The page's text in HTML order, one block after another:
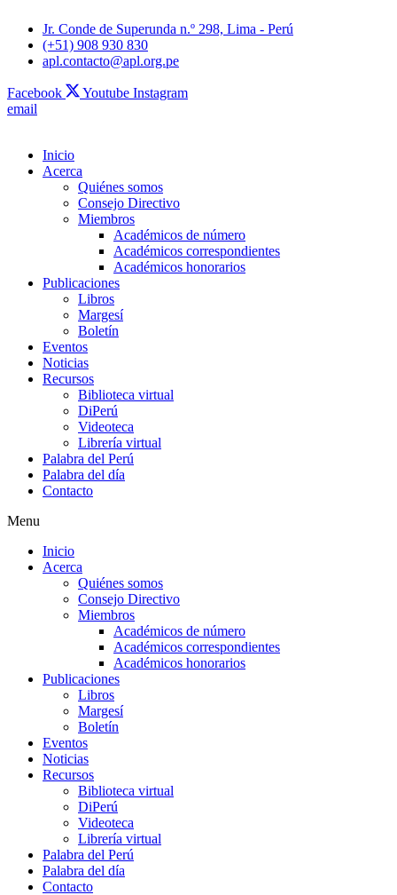
Jr. Conde de Superunda n.º 298, Lima - Perú
(+51) 908 930 830
apl.contacto@apl.org.pe
Facebook Youtube Instagram
email
Inicio
Acerca
Quiénes somos
Consejo Directivo
Miembros
Académicos de número
Académicos correspondientes
Académicos honorarios
Publicaciones
Libros
Margesí
Boletín
Eventos
Noticias
Recursos
Biblioteca virtual
DiPerú
Videoteca
Librería virtual
Palabra del Perú
Palabra del día
Contacto
Menu
Inicio
Acerca
Quiénes somos
Consejo Directivo
Miembros
Académicos de número
Académicos correspondientes
Académicos honorarios
Publicaciones
Libros
Margesí
Boletín
Eventos
Noticias
Recursos
Biblioteca virtual
DiPerú
Videoteca
Librería virtual
Palabra del Perú
Palabra del día
Contacto